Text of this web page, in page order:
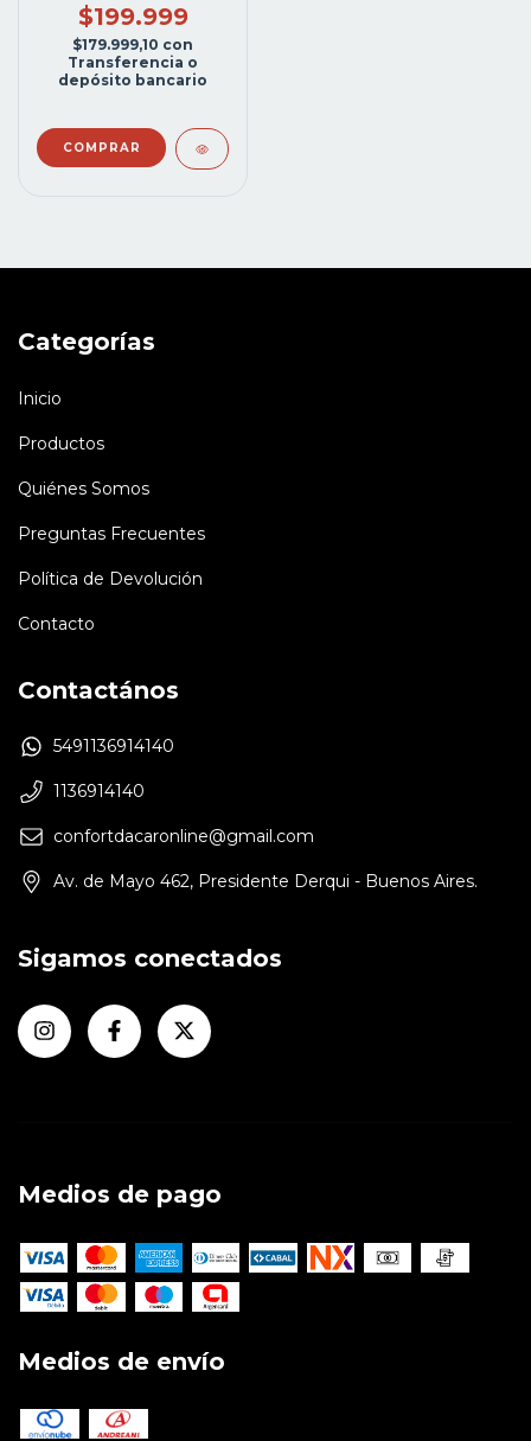
ELECTRICA
C/CALIENTA PAN
$199.999
$179.999,10 con
Transferencia o
depósito bancario
Categorías
Inicio
Productos
Quiénes Somos
Preguntas Frecuentes
Política de Devolución
Contacto
Contactános
5491136914140
1136914140
confortdacaronline@gmail.com
Av. de Mayo 462, Presidente Derqui - Buenos Aires.
Sigamos conectados
Medios de pago
Medios de envío